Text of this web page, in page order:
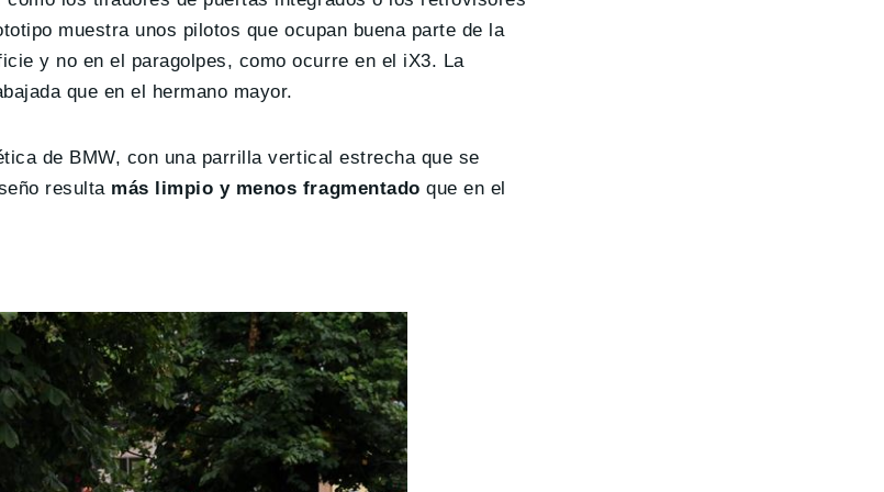
muestra unos pilotos que ocupan buena parte de la
y no en el paragolpes, como ocurre en el iX3. La
que en el hermano mayor.
de BMW, con una parrilla vertical estrecha que se
resulta más limpio y menos fragmentado que en el